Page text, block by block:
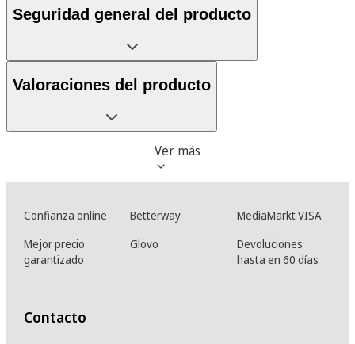
Seguridad general del producto
Valoraciones del producto
Ver más
Confianza online Betterway
MediaMarkt VISA
Mejor precio
garantizado
Glovo
Devoluciones
hasta en 60 días
Contacto